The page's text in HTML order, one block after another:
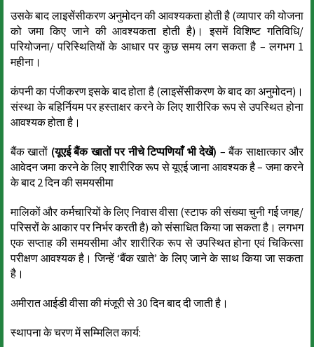
उसके बाद लाइसेंसीकरण अनुमोदन की आवश्यकता होती है (व्यापार की योजना
को जमा किए जाने की आवश्यकता होती है)। इसमें विशिष्ट गतिविधि/
परियोजना/ परिस्थितियों के आधार पर कुछ समय लग सकता है – लगभग 1
महीना।
कंपनी का पंजीकरण इसके बाद होता है (लाइसेंसीकरण के बाद का अनुमोदन)।
संस्था के बहिर्नियम पर हस्ताक्षर करने के लिए शारीरिक रूप से उपस्थित होना
आवश्यक होता है।
बैंक खातों (यूएई बैंक खातों पर नीचे टिप्पणियाँ भी देखें) – बैंक साक्षात्कार और
आवेदन जमा करने के लिए शारीरिक रूप से यूएई जाना आवश्यक है – जमा करने
के बाद 2 दिन की समयसीमा
मालिकों और कर्मचारियों के लिए निवास वीसा (स्टाफ की संख्या चुनी गई जगह/
परिसरों के आकार पर निर्भर करती है) को संसाधित किया जा सकता है। लगभग
एक सप्ताह की समयसीमा और शारीरिक रूप से उपस्थित होना एवं चिकित्सा
परीक्षण आवश्यक है। जिन्हें ‘बैंक खाते’ के लिए जाने के साथ किया जा सकता
है।
अमीरात आईडी वीसा की मंजूरी से 30 दिन बाद दी जाती है।
स्थापना के चरण में सम्मिलित कार्य: